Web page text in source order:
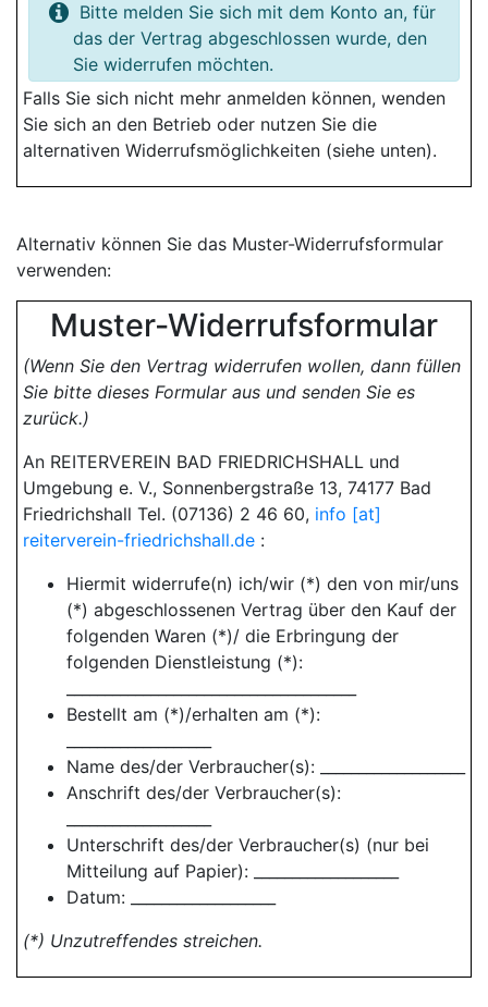
Bitte melden Sie sich mit dem Konto an, für
das der Vertrag abgeschlossen wurde, den
Sie widerrufen möchten.
Falls Sie sich nicht mehr anmelden können, wenden
Sie sich an den Betrieb oder nutzen Sie die
alternativen Widerrufsmöglichkeiten (siehe unten).
Alternativ können Sie das Muster-Widerrufsformular
verwenden:
Muster-Widerrufsformular
(Wenn Sie den Vertrag widerrufen wollen, dann füllen
Sie bitte dieses Formular aus und senden Sie es
zurück.)
An REITERVEREIN BAD FRIEDRICHSHALL und
Umgebung e. V., Sonnenbergstraße 13, 74177 Bad
Friedrichshall Tel. (07136) 2 46 60, info [at]
reiterverein-friedrichshall.de :
Hiermit widerrufe(n) ich/wir (*) den von mir/uns
(*) abgeschlossenen Vertrag über den Kauf der
folgenden Waren (*)/ die Erbringung der
folgenden Dienstleistung (*):
Bestellt am (*)/erhalten am (*):
Name des/der Verbraucher(s): ___________________
Anschrift des/der Verbraucher(s):
Unterschrift des/der Verbraucher(s) (nur bei
Mitteilung auf Papier): ___________________
Datum: ___________________
(*) Unzutreffendes streichen.